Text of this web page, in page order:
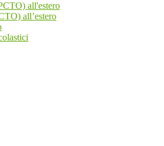
all'estero
all’estero